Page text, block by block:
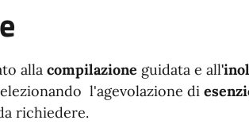
alla compilazione guidata e all
l'agevolazione di
richiedere.